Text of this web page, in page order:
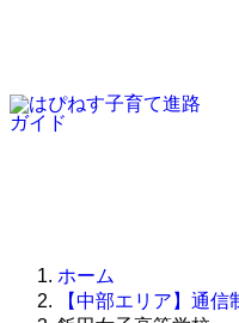
ホーム
【中部エリア】通